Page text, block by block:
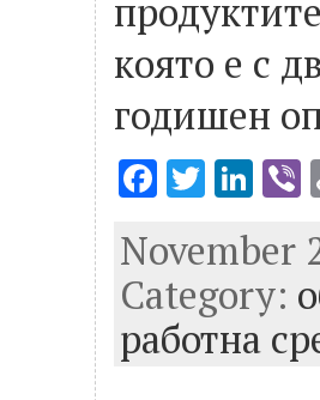
която е с
годишен
F
e
b
o
o
T
it
te
r
Li
k
e
dI
n
November
Category:
работна